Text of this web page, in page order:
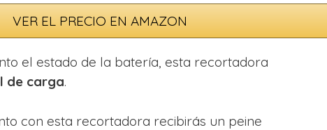
VER EL PRECIO EN AMAZON
el estado de la batería, esta recortadora
de carga.
con esta recortadora recibirás un peine